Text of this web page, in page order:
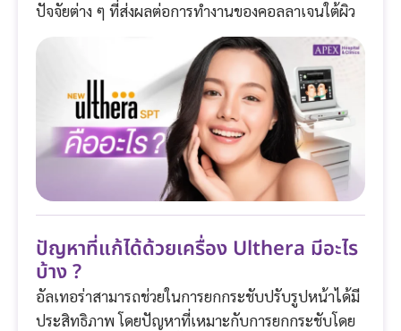
ปัจจัยต่าง ๆ ที่ส่งผลต่อการทำงานของคอลลาเจนใต้ผิว
ปัญหาที่แก้ได้ด้วยเครื่อง Ulthera มีอะไร
บ้าง ?
อัลเทอร่าสามารถช่วยในการยกกระชับปรับรูปหน้าได้มี
ประสิทธิภาพ โดยปัญหาที่เหมาะกับการยกกระชับโดย